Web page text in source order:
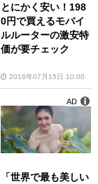
とにかく安い！198
0円で買えるモバイ
ルルーターの激安特
価が要チェック
2016年07月15日 10:00
「世界で最も美しい
AD